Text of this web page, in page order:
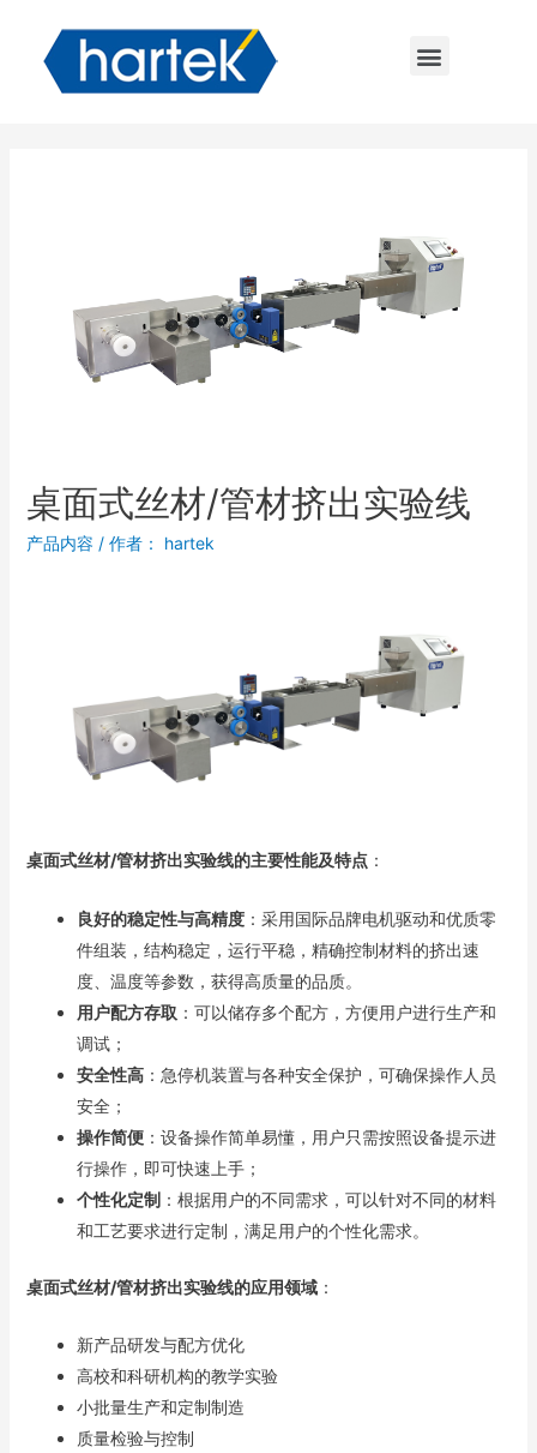
桌面式丝材/管材挤出实验线
产品内容 / 作者： hartek
桌面式丝材/管材挤出实验线的主要性能及特点：
良好的稳定性与高精度：采用国际品牌电机驱动和优质零
件组装，结构稳定，运行平稳，精确控制材料的挤出速
度、温度等参数，获得高质量的品质。
用户配方存取 ：可以储存多个配方，方便用户进行生产和
调试；
安全性高：急停机装置与各种安全保护，可确保操作人员
安全；
操作简便：设备操作简单易懂，用户只需按照设备提示进
行操作，即可快速上手；
个性化定制：根据用户的不同需求，可以针对不同的材料
和工艺要求进行定制，满足用户的个性化需求。
桌面式丝材/管材挤出实验线的应用领域：
新产品研发与配方优化
高校和科研机构的教学实验
小批量生产和定制制造
质量检验与控制